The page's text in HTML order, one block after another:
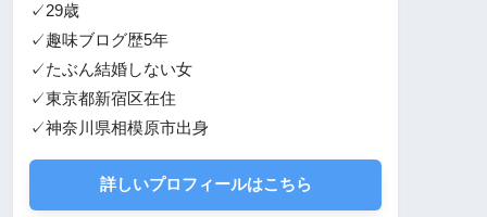
✓29歳
✓趣味ブログ歴5年
✓たぶん結婚しない女
✓東京都新宿区在住
✓神奈川県相模原市出身
詳しいプロフィールはこちら